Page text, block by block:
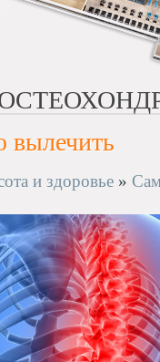
вылечить
и здоровье »